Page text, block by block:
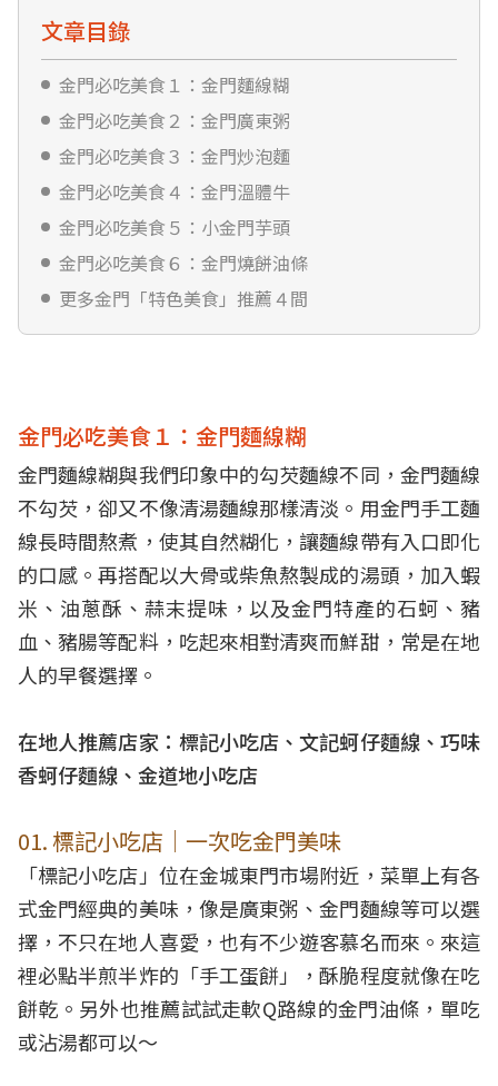
文章目錄
金門必吃美食１：金門麵線糊
金門必吃美食２：金門廣東粥
金門必吃美食３：金門炒泡麵
金門必吃美食４：金門溫體牛
金門必吃美食５：小金門芋頭
金門必吃美食６：金門燒餅油條
更多金門「特色美食」推薦４間
金門必吃美食１：金門麵線糊
金門麵線糊與我們印象中的勾芡麵線不同，金門麵線
不勾芡，卻又不像清湯麵線那樣清淡。用金門手工麵
線長時間熬煮，使其自然糊化，讓麵線帶有入口即化
的口感。再搭配以大骨或柴魚熬製成的湯頭，加入蝦
米、油蔥酥、蒜末提味，以及金門特產的石蚵、豬
血、豬腸等配料，吃起來相對清爽而鮮甜，常是在地
人的早餐選擇。
在地人推薦店家：標記小吃店、文記蚵仔麵線、巧味
香蚵仔麵線、金道地小吃店
01. 標記小吃店｜一次吃金門美味
「標記小吃店」位在金城東門市場附近，菜單上有各
式金門經典的美味，像是廣東粥、金門麵線等可以選
擇，不只在地人喜愛，也有不少遊客慕名而來。來這
裡必點半煎半炸的「手工蛋餅」，酥脆程度就像在吃
餅乾。另外也推薦試試走軟Q路線的金門油條，單吃
或沾湯都可以～